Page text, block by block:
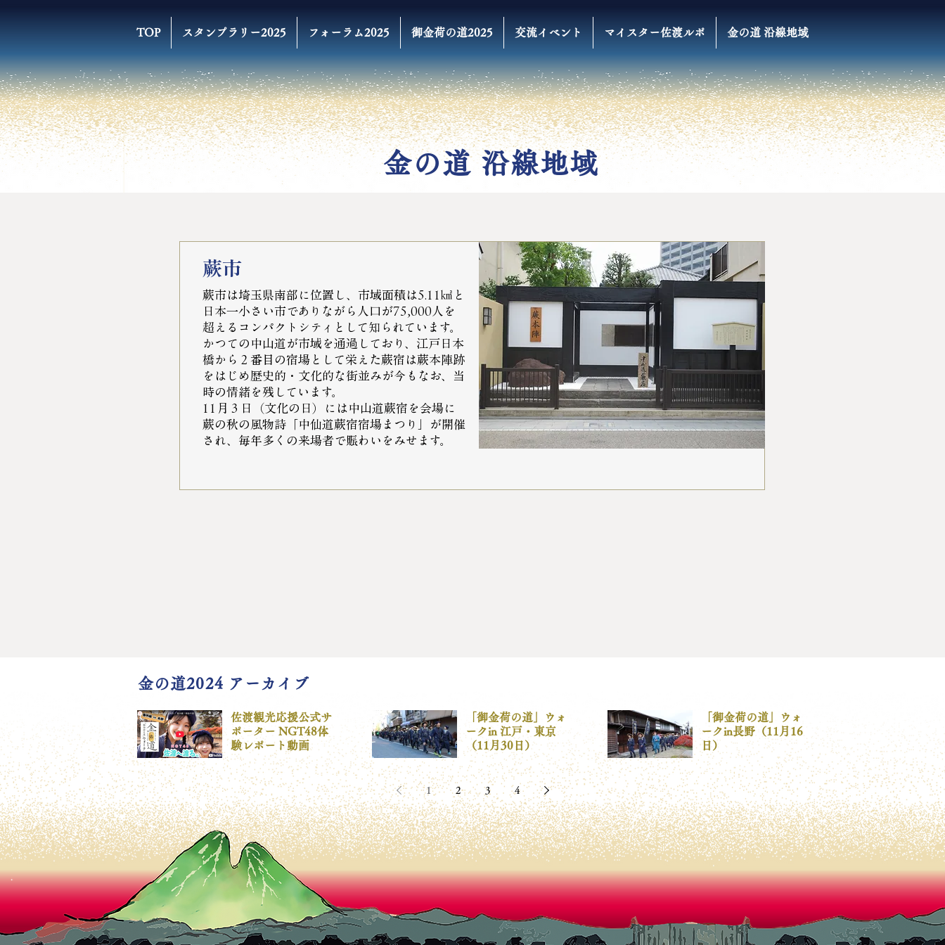
TOP スタンプラリー2025 フォーラム2025 御金荷の道2025 交流イベント マイスター佐渡ルポ 金の道 沿線地域
金の道 沿線地域
蕨市
蕨市は埼玉県南部に位置し、市域面積は5.11㎢と
日本一小さい市でありながら人口が75,000人を
超えるコンパクトシティとして知られています。
かつての中山道が市域を通過しており、江戸日本
橋から２番目の宿場として栄えた蕨宿は蕨本陣跡
をはじめ歴史的・文化的な街並みが今もなお、当
時の情緒を残しています。
11月３日（文化の日）には中山道蕨宿を会場に
蕨の秋の風物詩「中仙道蕨宿宿場まつり」が開催
され、毎年多くの来場者で賑わいをみせます。
金の道2024 アーカイブ
佐渡観光応援公式サ
ポーター NGT48体
験レポート動画
「御金荷の道」ウォ
ークin 江戸・東京
（11月30日）
「御金荷の道」ウォ
ークin長野（11月16
日）
1 2 3 4